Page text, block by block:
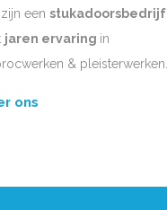
een stukadoorsbedrijf
jaren ervaring in
& pleisterwerken.
ons